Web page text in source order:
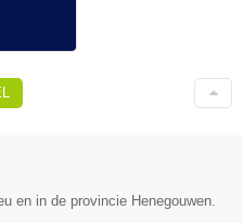
en in de provincie Henegouwen.